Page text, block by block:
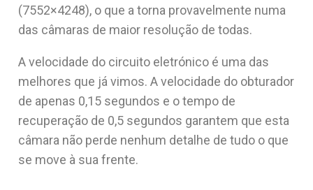
(7552×4248), o que a torna provavelmente numa
das câmaras de maior resolução de todas.
A velocidade do circuito eletrónico é uma das
melhores que já vimos. A velocidade do obturador
de apenas 0,15 segundos e o tempo de
recuperação de 0,5 segundos garantem que esta
câmara não perde nenhum detalhe de tudo o que
se move à sua frente.